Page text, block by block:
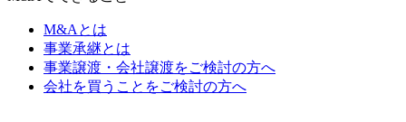
M&Aとは
事業承継とは
事業譲渡・会社譲渡をご検討の方へ
会社を買うことをご検討の方へ